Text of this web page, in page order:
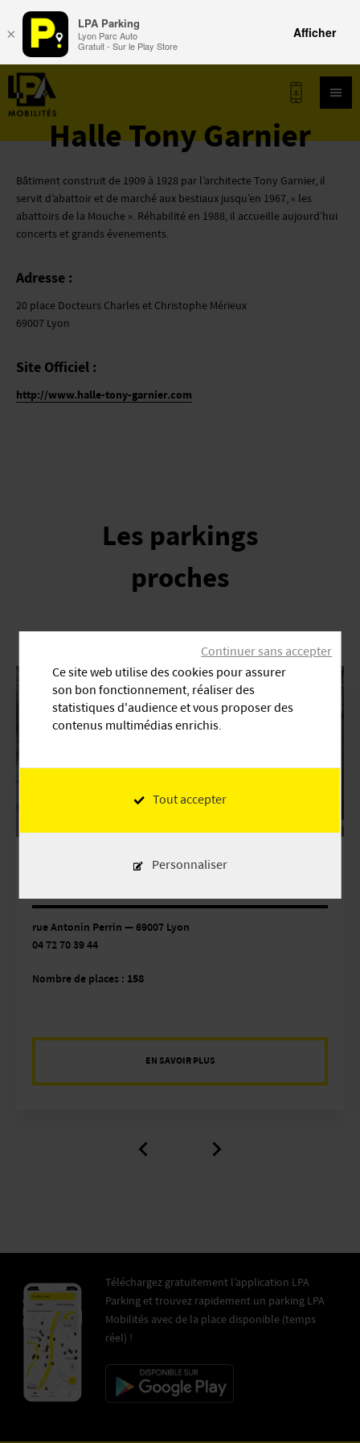
LPA.FR
LISTE DES PARKINGS LPA MOBILITÉS
Halle Tony Garnier
Bâtiment construit de 1909 à 1928 par l’architecte Tony Garnier, il
servit d’abattoir et de marché aux bestiaux jusqu’en 1967, « les
abattoirs de la Mouche ». Réhabilité en 1988, il accueille aujourd’hui
concerts et grands évenements.
Adresse :
20 place Docteurs Charles et Christophe Mérieux
69007 Lyon
Site Officiel :
http://www.halle-tony-garnier.com
Les parkings
proches
Musée des Confluences-Gerland
rue Antonin Perrin — 69007 Lyon
04 72 70 39 44
Nombre de places : 158
EN SAVOIR PLUS
Téléchargez gratuitement l’application LPA
Parking et trouvez rapidement un parking LPA
Mobilités avec de la place disponible (temps
réel) !
×
LPA Parking
Lyon Parc Auto
Gratuit - Sur le Play Store
Afficher
Ce site web utilise des cookies pour assurer
son bon fonctionnement, réaliser des
statistiques d'audience et vous proposer des
contenus multimédias enrichis.
Tout accepter
Continuer sans accepter
Personnaliser